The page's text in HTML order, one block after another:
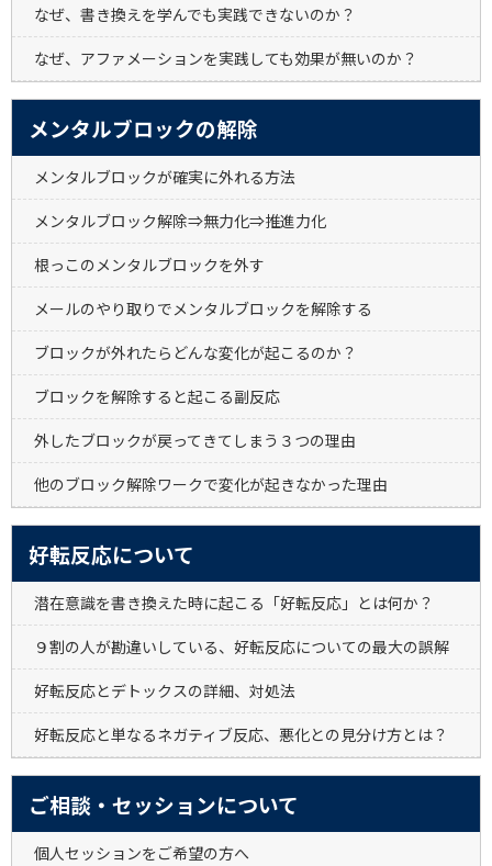
なぜ、書き換えを学んでも実践できないのか？
なぜ、アファメーションを実践しても効果が無いのか？
メンタルブロックの解除
メンタルブロックが確実に外れる方法
メンタルブロック解除⇒無力化⇒推進力化
根っこのメンタルブロックを外す
メールのやり取りでメンタルブロックを解除する
ブロックが外れたらどんな変化が起こるのか？
ブロックを解除すると起こる副反応
外したブロックが戻ってきてしまう３つの理由
他のブロック解除ワークで変化が起きなかった理由
好転反応について
潜在意識を書き換えた時に起こる「好転反応」とは何か？
９割の人が勘違いしている、好転反応についての最大の誤解
好転反応とデトックスの詳細、対処法
好転反応と単なるネガティブ反応、悪化との見分け方とは？
ご相談・セッションについて
個人セッションをご希望の方へ